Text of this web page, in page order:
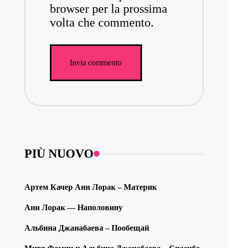
browser per la prossima
volta che commento.
PIÙ NUOVO
Артем Качер Ани Лорак – Материк
Ани Лорак — Наполовину
Альбина Джанабаева – Пообещай